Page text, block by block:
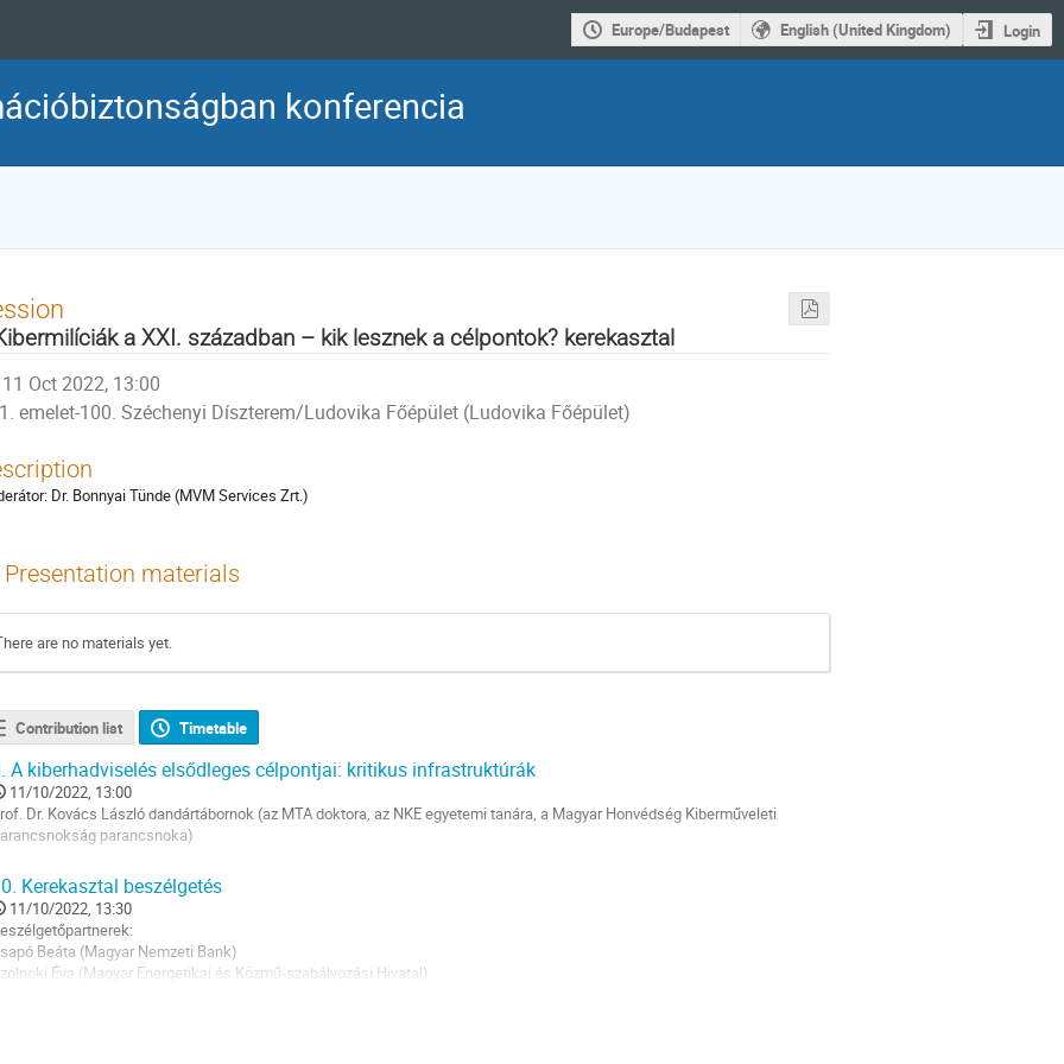
Europe/Budapest English (United Kingdom) Login
konferencia
a XXI. században – kik lesznek a célpontok? kerekasztal
11 Oct 2022, 13:00
1. emelet-100. Széchenyi Díszterem/Ludovika Főépület (Ludovika Főépület)
Dr. Bonnyai Tünde (MVM Services Zrt.)
Presentation materials
are no materials yet.
Contribution list Timetable
A kiberhadviselés elsődleges célpontjai: kritikus infrastruktúrák
11/10/2022, 13:00
Dr. Kovács László dandártábornok (az MTA doktora, az NKE egyetemi tanára, a Magyar Honvédség Kiberműveleti
parancsnoka)
Kerekasztal beszélgetés
11/10/2022, 13:30
Beáta (Magyar Nemzeti Bank)
Éva (Magyar Energetikai és Közmű-szabályozási Hivatal)